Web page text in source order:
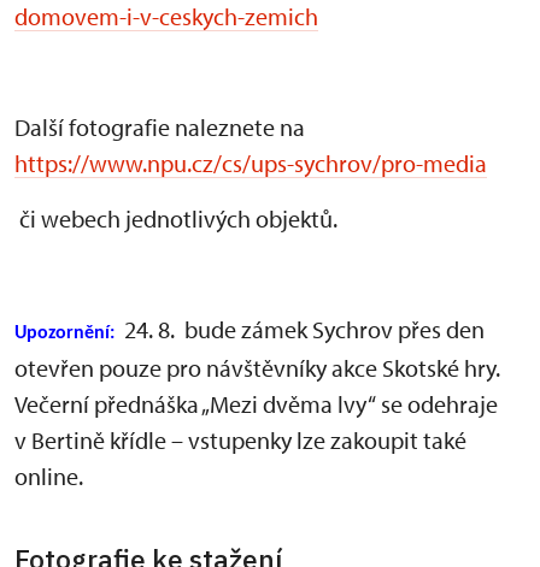
domovem-i-v-ceskych-zemich
Další fotografie naleznete na
https://www.npu.cz/cs/ups-sychrov/pro-media
či webech jednotlivých objektů.
Upozornění: 24. 8. bude zámek Sychrov přes den
otevřen pouze pro návštěvníky akce Skotské hry.
Večerní přednáška „Mezi dvěma lvy“ se odehraje
v Bertině křídle – vstupenky lze zakoupit také
online.
Fotografie ke stažení